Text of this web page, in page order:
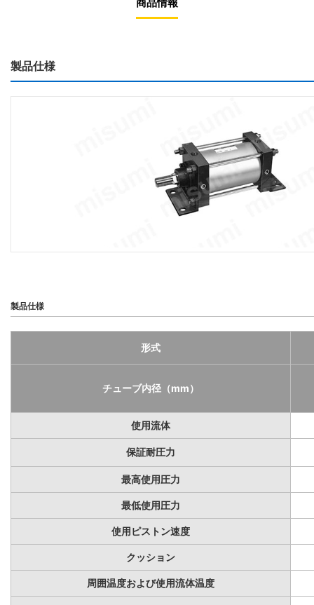
製品仕様
製品仕様
形式
チューブ内径（mm）
使用流体
保証耐圧力
最高使用圧力
最低使用圧力
使用ピストン速度
クッション
周囲温度および使用流体温度